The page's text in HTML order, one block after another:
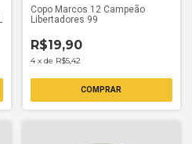
Copo Marcos 12 Campeão
Libertadores 99
R$19,90
4 x de R$5,42